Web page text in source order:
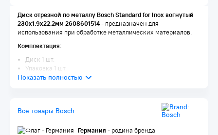
Диск отрезной по металлу Bosch Standard for Inox вогнутый
230х1.9х22.2мм 2608601514- предназначен для
использования при обработке металлических материалов.
Комплектация:
Диск 1 шт.
Упаковка 1 шт.
Все товары Bosch
Германия - родина бренда